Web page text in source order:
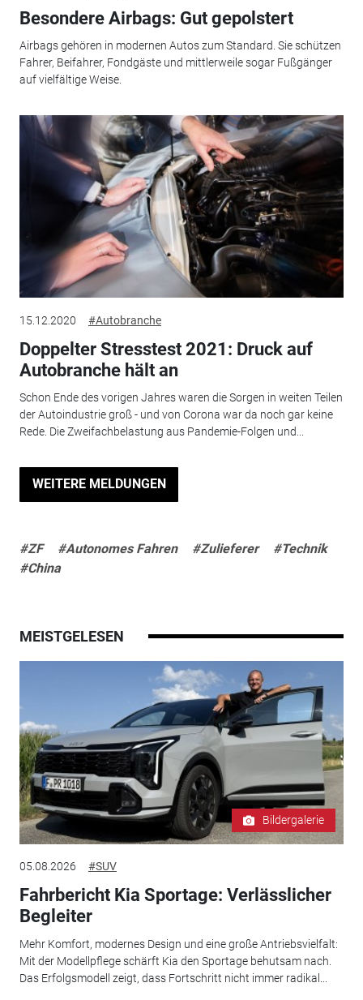
Besondere Airbags: Gut gepolstert
Airbags gehören in modernen Autos zum Standard. Sie schützen
Fahrer, Beifahrer, Fondgäste und mittlerweile sogar Fußgänger
auf vielfältige Weise.
15.12.2020 #Autobranche
Doppelter Stresstest 2021: Druck auf
Autobranche hält an
Schon Ende des vorigen Jahres waren die Sorgen in weiten Teilen
der Autoindustrie groß - und von Corona war da noch gar keine
Rede. Die Zweifachbelastung aus Pandemie-Folgen und...
WEITERE MELDUNGEN
#ZF #Autonomes Fahren #Zulieferer
#Technik
#China
MEISTGELESEN
Bildergalerie
05.08.2026 #SUV
Fahrbericht Kia Sportage: Verlässlicher
Begleiter
Mehr Komfort, modernes Design und eine große Antriebsvielfalt:
Mit der Modellpflege schärft Kia den Sportage behutsam nach.
Das Erfolgsmodell zeigt, dass Fortschritt nicht immer radikal...